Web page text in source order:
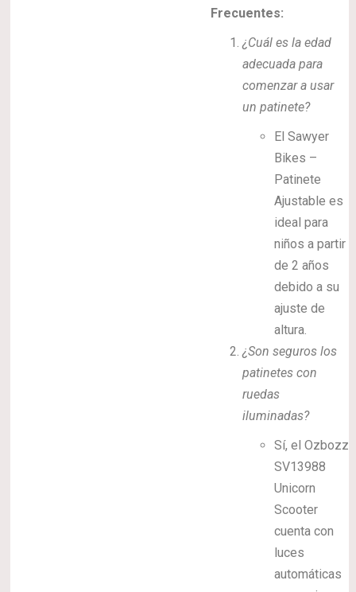
Frecuentes:
¿Cuál es la edad
adecuada para
comenzar a usar
un patinete?
El Sawyer
Bikes –
Patinete
Ajustable es
ideal para
niños a partir
de 2 años
debido a su
ajuste de
altura.
¿Son seguros los
patinetes con
ruedas
iluminadas?
Sí, el Ozbozz
SV13988
Unicorn
Scooter
cuenta con
luces
automáticas